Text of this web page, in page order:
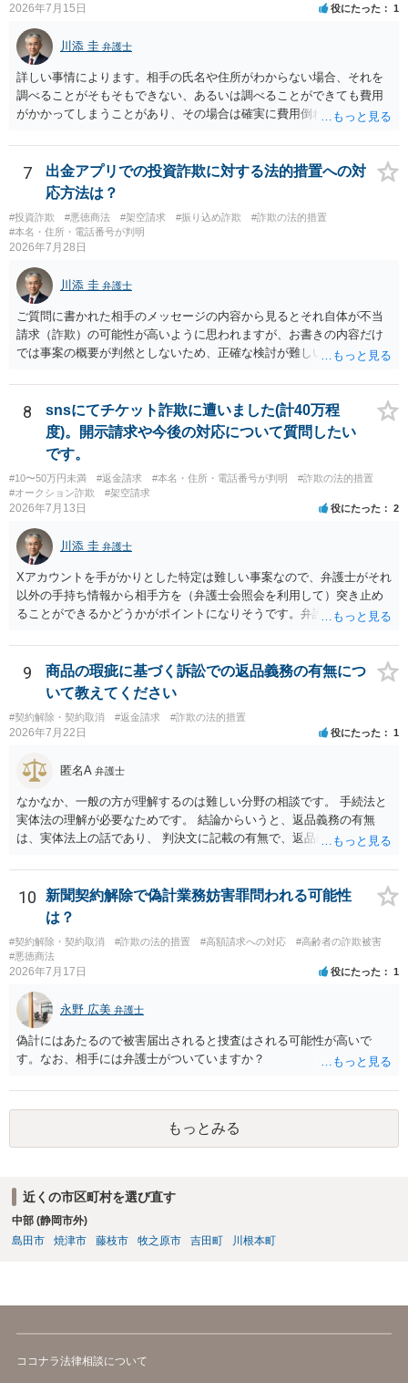
2026年7月15日 役にたった 1
川添 圭 弁護士
詳しい事情によります。相手の氏名や住所がわからない場合、それを
調べることがそもそもできない、あるいは調べることができても費用
がかかってしまうことがあり、その場合は確実に費用倒れになりそう
7
出金アプリでの投資詐欺に対する法的措置への対
応方法は？
#投資詐欺 #悪徳商法 #架空請求 #振り込め詐欺
#詐欺の法的措置
#本名・住所・電話番号が判明
2026年7月28日
川添 圭 弁護士
ご質問に書かれた相手のメッセージの内容から見るとそれ自体が不当
請求（詐欺）の可能性が高いように思われますが、お書きの内容だけ
では事案の概要が判然としないため、正確な検討が難しいです。例え
画面を見て貰いながらアドバイスう受けた方が確実です。
8
snsにてチケット詐欺に遭いました(計40万程
度)。開示請求や今後の対応について質問したい
です。
#10〜50万円未満 #返金請求 #本名・住所・電話番号が判明
#詐欺の法的措置
#オークション詐欺
#架空請求
2026年7月13日 役にたった 2
川添 圭 弁護士
Xアカウントを手がかりとした特定は難しい事案なので、弁護士がそれ
以外の手持ち情報から相手方を（弁護士会照会を利用して）突き止め
ることができるかどうかがポイントになりそうです。弁護士による調
せることになるでしょう。見通しについては、実際の資料等を弁護士
に検討してもらう必要があると思います。弁護士費用は自由化されて
いますので個別に確認いただく必要がありますが、そもそも回収でき
るかどうかが問題になり得る事案であり、被害額の規模からみると、
仮に回収できたとしても弁護士費用を差し引いた実質回収分はかなり
少なくなる可能性もあるように思います。
9
商品の瑕疵に基づく訴訟での返品義務の有無につ
いて教えてください
#契約解除・契約取消 #返金請求 #詐欺の法的措置
2026年7月22日 役にたった 1
匿名A 弁護士
なかなか、一般の方が理解するのは難しい分野の相談です。 手続法と
実体法の理解が必要なためです。 結論からいうと、返品義務の有無
は、実体法上の話であり、 判決文に記載の有無で、返品義務の有無が
品せよ」と判決文に書かれていなくても、 全額支払い判決の前提とし
て、契約不適合責任を理由に契約を解除してれば、 原状回復義務とし
て、相談者さんは、商品の返品義務を負うことになります。 ただし、
訴訟上何等かの形で、返品義務の有無が争われ争点化していたが、 結
論として、返品義務が存在しないというような判断が判決理由中で下
されていれば、 相手は返品請求を再度主張できない可能性はあります
10
新聞契約解除で偽計業務妨害罪問われる可能性
は？
#契約解除・契約取消 #詐欺の法的措置 #高額請求への対応
#高齢者の詐欺被害
#悪徳商法
2026年7月17日 役にたった 1
永野 広美 弁護士
偽計にはあたるので被害届出されると捜査はされる可能性が高いで
す。なお、相手には弁護士がついていますか？
もっとみる
近くの市区町村を選び直す
中部 (静岡市外)
島田市
焼津市 藤枝市 牧之原市 吉田町 川根本町
ココナラ法律相談について